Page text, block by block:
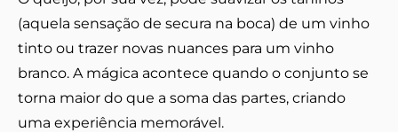
(aquela sensação de secura na boca) de um vinho
tinto ou trazer novas nuances para um vinho
branco. A mágica acontece quando o conjunto se
torna maior do que a soma das partes, criando
uma experiência memorável.